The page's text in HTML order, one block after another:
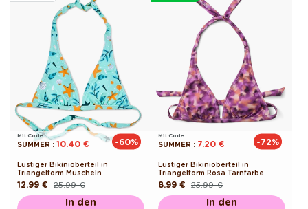
Mit Code
SUMMER : 10.40 € -60%
Lustiger Bikinioberteil in
Triangelform Muscheln
Normaler
Preis
25.99 €
Verkaufspreis
12.99 €
In den
Mit Code
SUMMER : 7.20 € -72%
Lustiger Bikinioberteil in
Triangelform Rosa Tarnfarbe
Normaler
Preis
25.99 €
Verkaufspreis
8.99 €
In den